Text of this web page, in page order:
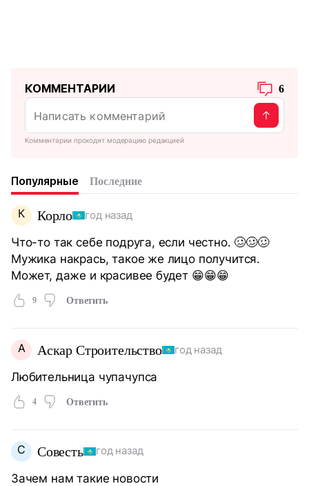
КОММЕНТАРИИ 6
Комментарии проходят модерацию редакцией
Популярные Последние
К Корло год назад
Что-то так себе подруга, если честно. 🥴🥴🥴
Мужика накрась, такое же лицо получится.
Может, даже и красивее будет 😁😁😁
9 Ответить
А Аскар Строительство год назад
Любительница чупачупса
4 Ответить
С Совесть год назад
Зачем нам такие новости